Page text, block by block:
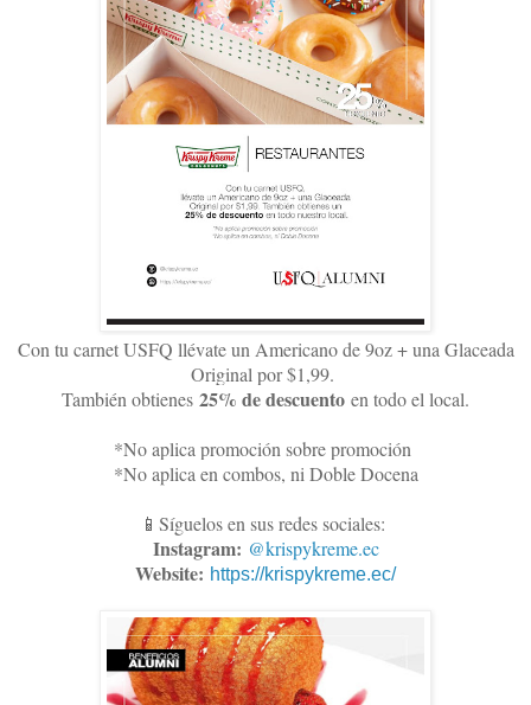
Con tu carnet USFQ llévate un Americano de 9oz + una Glaceada
Original por $1,99.
También obtienes 25% de descuento en todo el local.
*No aplica promoción sobre promoción
*No aplica en combos, ni Doble Docena
📱Síguelos en sus redes sociales:
Instagram: @krispykreme.ec
Website: https://krispykreme.ec/